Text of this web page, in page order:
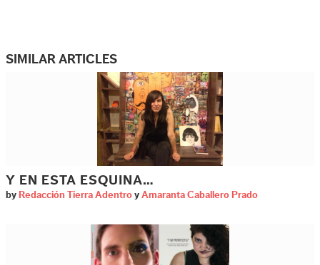
SIMILAR ARTICLES
Y EN ESTA ESQUINA…
by Redacción Tierra Adentro y Amaranta Caballero Prado